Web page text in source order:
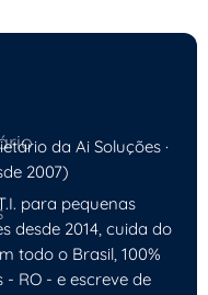
da Ai Soluções ·
2007)
para pequenas
desde 2014, cuida do
todo o Brasil, 100%
RO - e escreve de